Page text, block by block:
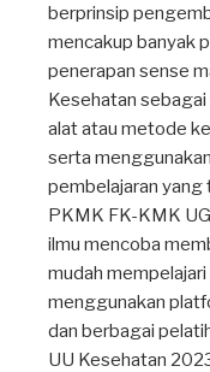
berprinsip
mencakup banyak
penerapan sense
Kesehatan
alat atau metode
serta
pembelajaran yang
PKMK FK-KMK
ilmu mencoba
mudah
menggunakan
dan berbagai
UU Kesehatan